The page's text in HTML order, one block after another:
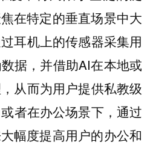
在特定的垂直场景中大
耳机上的传感器采集用
据，并借助AI在本地或
从而为用户提供私教级
者在办公场景下，通过
幅度提高用户的办公和